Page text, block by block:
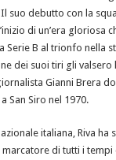
suo debutto con la
di un’era gloriosa
Serie B al trionfo nella
dei suoi tiri gli valsero
Gianni Brera
San Siro nel 1970.
italiana, Riva
di tutti i tempi